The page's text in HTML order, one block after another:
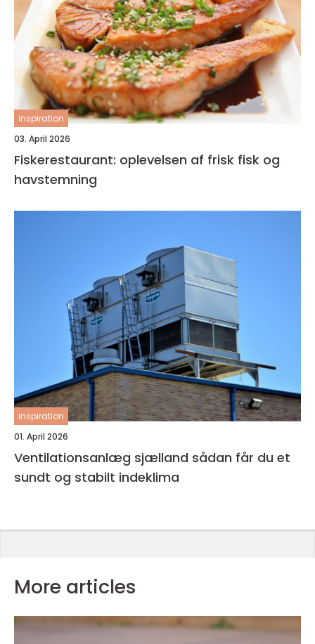
inspiration
03. April 2026
Fiskerestaurant: oplevelsen af frisk fisk og
havstemning
inspiration
01. April 2026
Ventilationsanlæg sjælland sådan får du et
sundt og stabilt indeklima
More articles